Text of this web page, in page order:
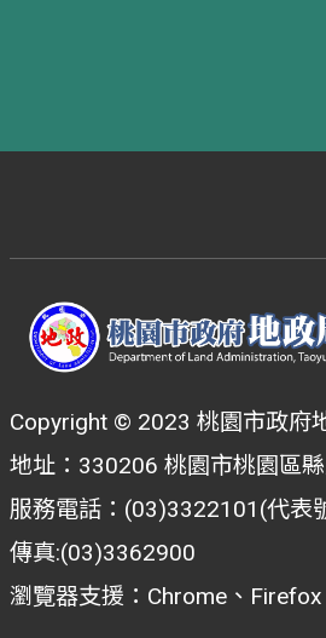
Copyright © 2023 桃園市政府
地址：330206 桃園市桃園區
服務電話：(03)3322101(代表
傳真:(03)3362900
瀏覽器支援：Chrome、